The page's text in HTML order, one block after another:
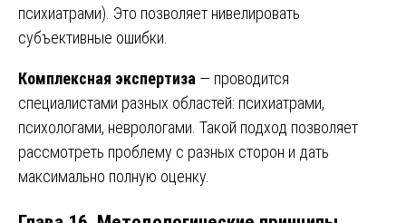
психиатрами). Это позволяет нивелировать
субъективные ошибки.
Комплексная экспертиза — проводится
специалистами разных областей: психиатрами,
психологами, неврологами. Такой подход позволяет
рассмотреть проблему с разных сторон и дать
максимально полную оценку.